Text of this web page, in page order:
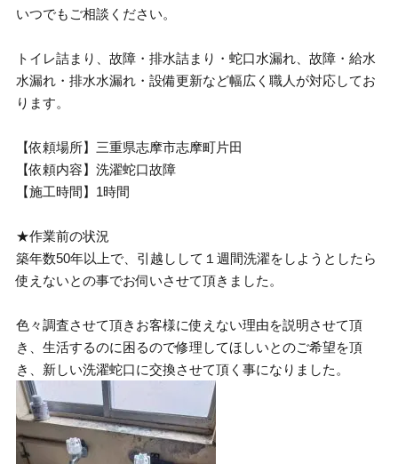
いつでもご相談ください。
トイレ詰まり、故障・排水詰まり・蛇口水漏れ、故障・給水
水漏れ・排水水漏れ・設備更新など幅広く職人が対応してお
ります。
【依頼場所】三重県志摩市志摩町片田
【依頼内容】洗濯蛇口故障
【施工時間】1時間
★作業前の状況
築年数50年以上で、引越しして１週間洗濯をしようとしたら
使えないとの事でお伺いさせて頂きました。
色々調査させて頂きお客様に使えない理由を説明させて頂
き、生活するのに困るので修理してほしいとのご希望を頂
き、新しい洗濯蛇口に交換させて頂く事になりました。